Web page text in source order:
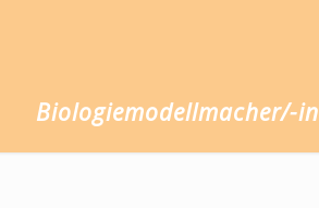
Biologiemodellmacher/-in